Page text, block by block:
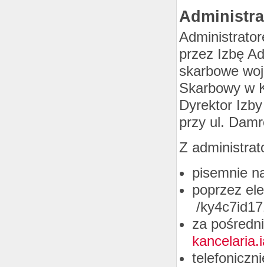
przez Izbę
skarbowe
Skarbowy w
Dyrektor
przy ul.
Z
pisemnie
poprzez
/
za